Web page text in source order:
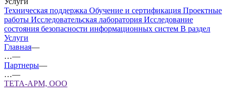
Техническая поддержка Обучение и сертификация Проектные
работы Исследовательская лаборатория Исследование
состояния безопасности информационных систем В раздел
Услуги
Главная—
…—
Партнеры—
…—
ТЕТА-АРМ, ООО